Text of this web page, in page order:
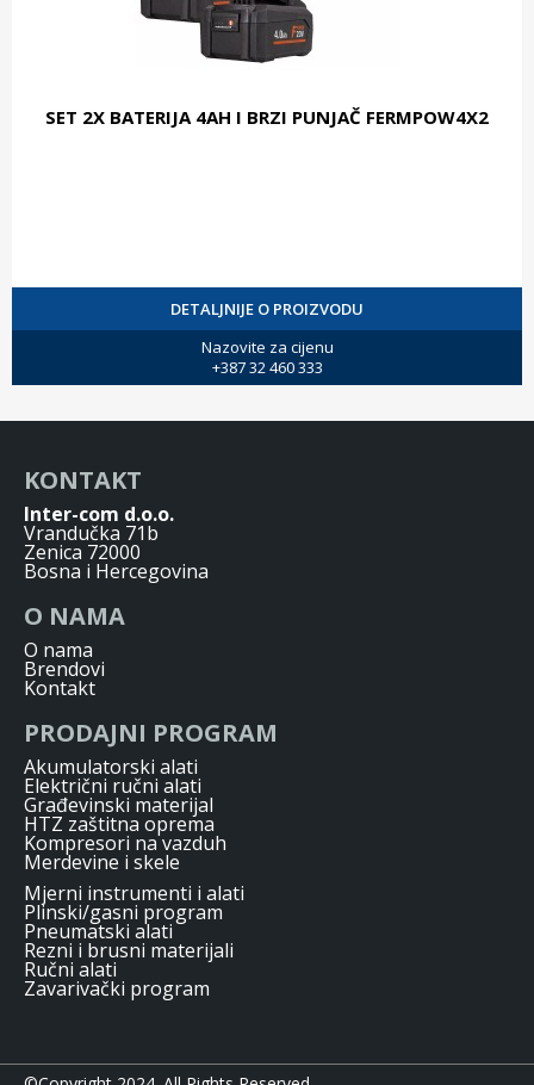
SET 2X BATERIJA 4AH I BRZI PUNJAČ FERMPOW4X2
DETALJNIJE O PROIZVODU
Nazovite za cijenu
+387 32 460 333
KONTAKT
Inter-com d.o.o.
Vrandučka 71b
Zenica 72000
Bosna i Hercegovina
O NAMA
O nama
Brendovi
Kontakt
PRODAJNI PROGRAM
Akumulatorski alati
Električni ručni alati
Građevinski materijal
HTZ zaštitna oprema
Kompresori na vazduh
Merdevine i skele
Mjerni instrumenti i alati
Plinski/gasni program
Pneumatski alati
Rezni i brusni materijali
Ručni alati
Zavarivački program